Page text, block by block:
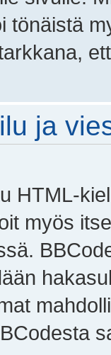
tönäistä
ja
HTML-
myös